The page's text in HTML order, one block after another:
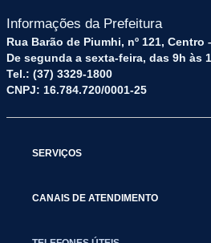
Informações da Prefeitura
Rua Barão de Piumhi, nº 121, Centro
De segunda a sexta-feira, das 9h às
Tel.: (37) 3329-1800
CNPJ: 16.784.720/0001-25
SERVIÇOS
CANAIS DE ATENDIMENTO